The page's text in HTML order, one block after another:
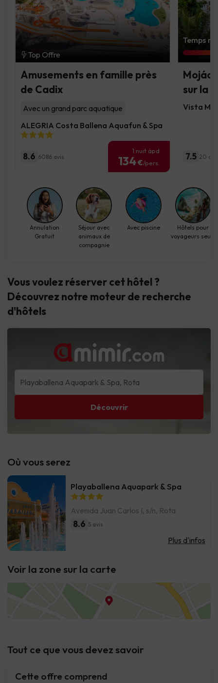
Où vous serez
Playaballena Aquapark & Spa
Avenida Juan Carlos I, s/n, Rota
8.6 5 avis
Plus d'infos
Voir la zone sur la carte
Tout ce que vous devez savoir
Cette offre comprend
Top Offre
Amusements en famille près
de Cadix
Avec un grand parc aquatique
ALEGRIA Costa Ballena Aquafun & Spa
8.6 6086 avis
1 nuit àpd
134€/pers.
Temps
sur la
Vista
7.5 20
Annulation
Gratuit
Séjour avec
animaux de
compagnie
Avec piscine
Hôtels pour
voyageurs seuls
Vous voulez réserver cet hôtel ?
Découvrez notre moteur de recherche
d'hôtels
Découvrir